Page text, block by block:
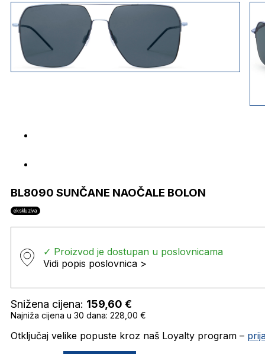
BL8090 SUNČANE NAOČALE BOLON
ekskluziva
✓ Proizvod je dostupan u poslovnicama
Vidi popis poslovnica >
Snižena cijena: 159,60 €
Najniža cijena u 30 dana: 228,00 €
Otključaj velike popuste kroz naš Loyalty program –